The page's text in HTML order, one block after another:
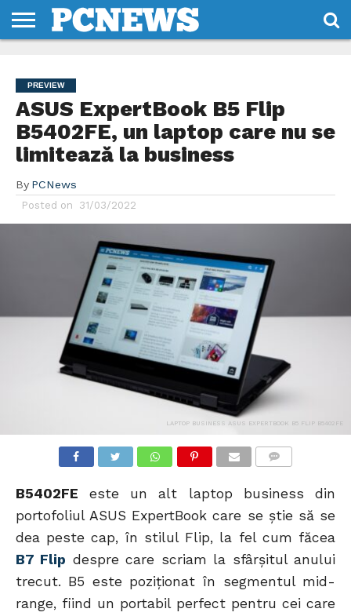
NOI
SI
CONDITII
PREVIEW
ASUS ExpertBook B5 Flip
B5402FE, un laptop care nu se
limitează la business
By PCNews
Posted on 31/03/2022
LAPTOP BUSINESS ASUS EXPERTBOOK B5 FLIP B5402FE
B5402FE este un alt laptop business din
portofoliul ASUS ExpertBook care se știe să se
dea peste cap, în stilul Flip, la fel cum făcea
B7 Flip despre care scriam la sfârșitul anului
trecut. B5 este poziționat în segmentul mid-
range, fiind un portabil perfect pentru cei care